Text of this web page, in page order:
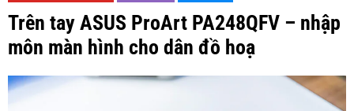
Trên tay ASUS ProArt PA248QFV – nhập
môn màn hình cho dân đồ hoạ